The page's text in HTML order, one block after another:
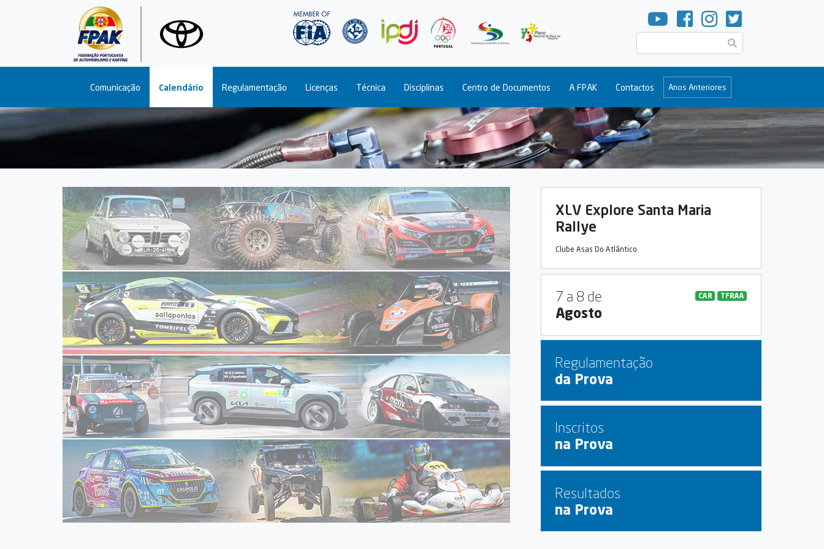
para
o
conteúdo
Comunicação Calendário Regulamentação Licenças Técnica Disciplinas Centro de Documentos A FPAK Contactos Anos Anteriores
XLV Explore Santa Maria
Rallye
Clube Asas Do Atlântico
7 a 8 de
Agosto
CAR TFRAA
Regulamentação
da Prova
Inscritos
na Prova
Resultados
na Prova